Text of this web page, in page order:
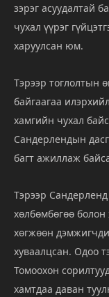
зэрэг асуудалтай
чухал үүрэг
харуулсан юм.
Тэрээр тоглолтын
байгаагаа
хамгийн чухал
Сандерлендын
багт ажиллаж
Тэрээр
хөлбөмбөгөө
хөгжөөн
хуваалцсан. Одоо
Томоохон
хамтдаа даван